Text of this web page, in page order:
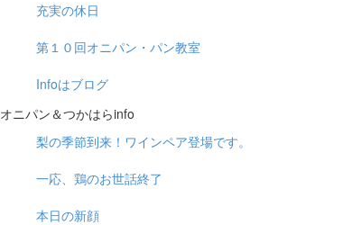
充実の休日
第１０回オニパン・パン教室
Infoはブログ
オニパン＆つかはらinfo
梨の季節到来！ワインペア登場です。
一応、鶏のお世話終了
本日の新顔